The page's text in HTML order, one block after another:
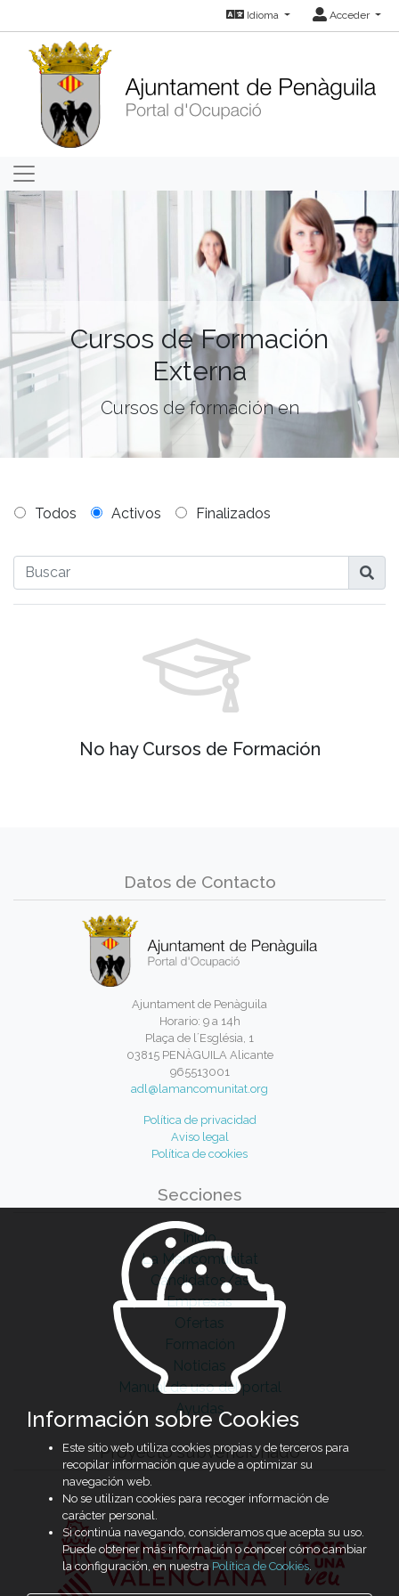
Idioma Acceder
Cursos de Formación
Externa
Cursos de formación en
Todos Activos Finalizados

No hay Cursos de Formación
Datos de Contacto
Ajuntament de Penàguila
Horario: 9 a 14h
Plaça de l´Església, 1
03815 PENÀGUILA Alicante
965513001
adl@lamancomunitat.org
Política de privacidad
Aviso legal
Política de cookies
Secciones
Inicio
La Mancomunitat
Candidatos/as
Empresas
Ofertas
Formación
Noticias
Manual de uso del portal
Ayudas
Proyecto subvencionado
Información sobre Cookies
Este sitio web utiliza cookies propias y de terceros para
recopilar información que ayude a optimizar su
navegación web.
No se utilizan cookies para recoger información de
carácter personal.
Si continúa navegando, consideramos que acepta su uso.
Puede obtener más información o conocer cómo cambiar
la configuración, en nuestra Política de Cookies.